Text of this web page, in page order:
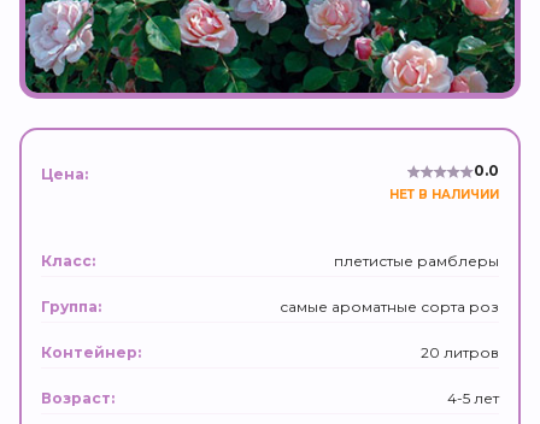
Цена: 0.0
НЕТ В НАЛИЧИИ
Класс: плетистые рамблеры
Группа: самые ароматные сорта роз
Контейнер: 20 литров
Возраст: 4-5 лет